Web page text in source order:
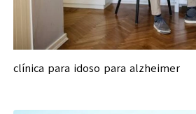
clínica para idoso para alzheimer